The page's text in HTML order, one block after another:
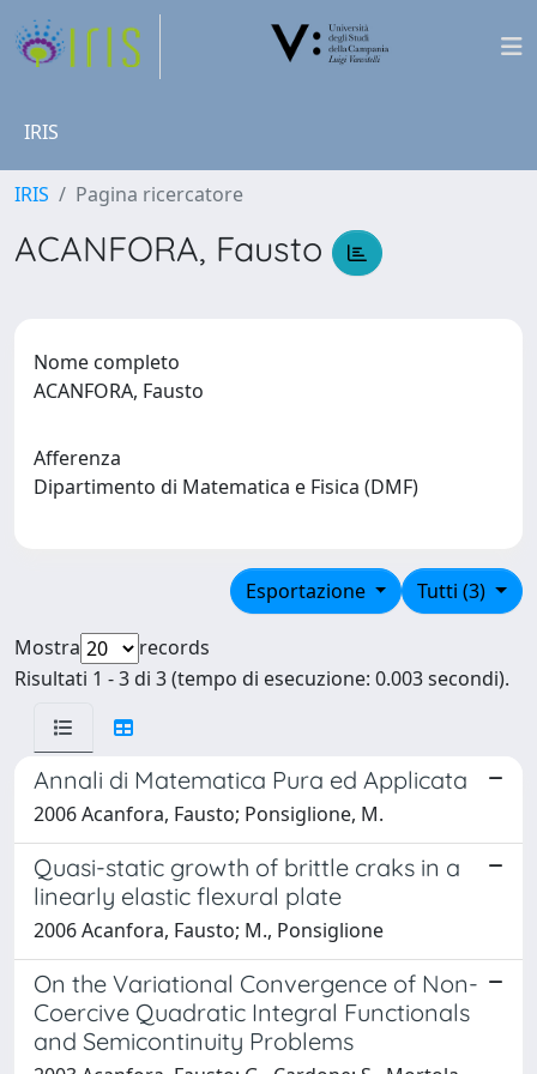
IRIS
IRIS Pagina ricercatore
ACANFORA, Fausto
Nome completo
ACANFORA, Fausto
Afferenza
Dipartimento di Matematica e Fisica (DMF)
Tutti (3)
Esportazione
Mostra
records
Risultati 1 - 3 di 3 (tempo di esecuzione: 0.003 secondi).
Annali di Matematica Pura ed Applicata
2006 Acanfora, Fausto; Ponsiglione, M.
Quasi-static growth of brittle craks in a
linearly elastic flexural plate
2006 Acanfora, Fausto; M., Ponsiglione
On the Variational Convergence of Non-
Coercive Quadratic Integral Functionals
and Semicontinuity Problems